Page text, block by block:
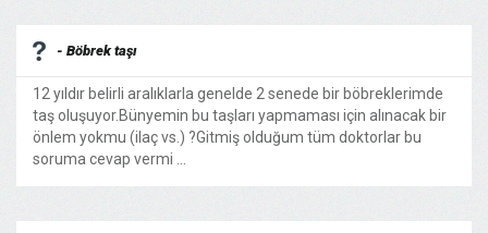
- Böbrek taşı
12 yıldır belirli aralıklarla genelde 2 senede bir böbreklerimde
taş oluşuyor.Bünyemin bu taşları yapmaması için alınacak bir
önlem yokmu (ilaç vs.) ?Gitmiş olduğum tüm doktorlar bu
soruma cevap vermi ...